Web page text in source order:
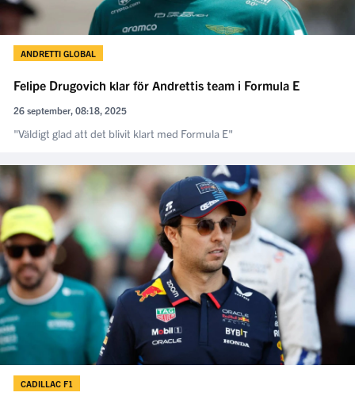
ANDRETTI GLOBAL
Felipe Drugovich klar för Andrettis team i Formula E
26 september, 08:18, 2025
"Väldigt glad att det blivit klart med Formula E"
CADILLAC F1